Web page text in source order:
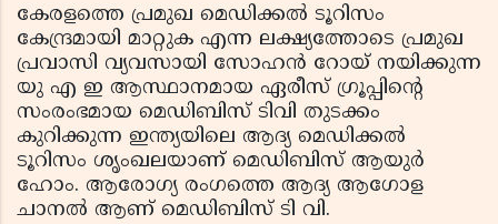
കേരളത്തെ പ്രമുഖ മെഡിക്കല്‍ ടൂറിസം
കേന്ദ്രമായി മാറ്റുക എന്ന ലക്ഷ്യത്തോടെ പ്രമുഖ
പ്രവാസി വ്യവസായി സോഹന്‍ റോയ് നയിക്കുന്ന
യു എ ഇ ആസ്ഥാനമായ ഏരീസ് ഗ്രൂപ്പിന്റെ
സംരംഭമായ മെഡിബിസ് ടിവി തുടക്കം
കുറിക്കുന്ന ഇന്ത്യയിലെ ആദ്യ മെഡിക്കല്‍
ടൂറിസം ശൃംഖലയാണ് മെഡിബിസ് ആയുര്‍
ഹോം. ആരോഗ്യ രംഗത്തെ ആദ്യ ആഗോള
ചാനല്‍ ആണ് മെഡിബിസ് ടി വി.